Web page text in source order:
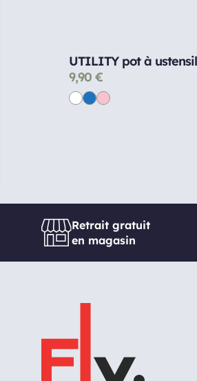
UTILITY pot à
9,90 €
Retrait gratuit
en magasin